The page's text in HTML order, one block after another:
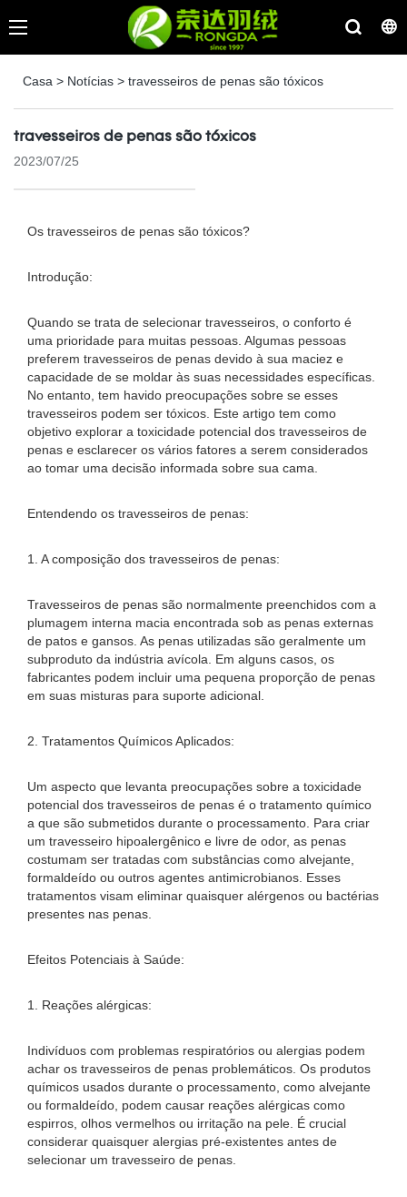
Casa > Notícias > travesseiros de penas são tóxicos
travesseiros de penas são tóxicos
2023/07/25
Os travesseiros de penas são tóxicos?
Introdução:
Quando se trata de selecionar travesseiros, o conforto é
uma prioridade para muitas pessoas. Algumas pessoas
preferem travesseiros de penas devido à sua maciez e
capacidade de se moldar às suas necessidades específicas.
No entanto, tem havido preocupações sobre se esses
travesseiros podem ser tóxicos. Este artigo tem como
objetivo explorar a toxicidade potencial dos travesseiros de
penas e esclarecer os vários fatores a serem considerados
ao tomar uma decisão informada sobre sua cama.
Entendendo os travesseiros de penas:
1. A composição dos travesseiros de penas:
Travesseiros de penas são normalmente preenchidos com a
plumagem interna macia encontrada sob as penas externas
de patos e gansos. As penas utilizadas são geralmente um
subproduto da indústria avícola. Em alguns casos, os
fabricantes podem incluir uma pequena proporção de penas
em suas misturas para suporte adicional.
2. Tratamentos Químicos Aplicados:
Um aspecto que levanta preocupações sobre a toxicidade
potencial dos travesseiros de penas é o tratamento químico
a que são submetidos durante o processamento. Para criar
um travesseiro hipoalergênico e livre de odor, as penas
costumam ser tratadas com substâncias como alvejante,
formaldeído ou outros agentes antimicrobianos. Esses
tratamentos visam eliminar quaisquer alérgenos ou bactérias
presentes nas penas.
Efeitos Potenciais à Saúde:
1. Reações alérgicas:
Indivíduos com problemas respiratórios ou alergias podem
achar os travesseiros de penas problemáticos. Os produtos
químicos usados ​​durante o processamento, como alvejante
ou formaldeído, podem causar reações alérgicas como
espirros, olhos vermelhos ou irritação na pele. É crucial
considerar quaisquer alergias pré-existentes antes de
selecionar um travesseiro de penas.